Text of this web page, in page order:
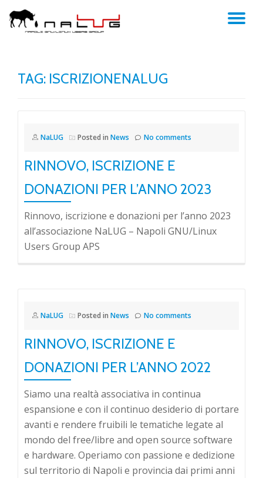
Skip
TAG: ISCRIZIONENALUG
NaLUG Posted in News No comments
RINNOVO, ISCRIZIONE E
DONAZIONI PER L’ANNO 2023
Rinnovo, iscrizione e donazioni per l’anno 2023
all’associazione NaLUG – Napoli GNU/Linux
Users Group APS
NaLUG Posted in News No comments
RINNOVO, ISCRIZIONE E
DONAZIONI PER L’ANNO 2022
Siamo una realtà associativa in continua
espansione e con il continuo desiderio di portare
avanti e rendere fruibili le tematiche legate al
mondo del free/libre and open source software
e hardware. Operiamo con passione e dedizione
sul territorio di Napoli e provincia dai primi anni